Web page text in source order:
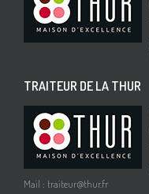
TRAITEUR DE LA THUR
Mail : traiteur@thur.fr